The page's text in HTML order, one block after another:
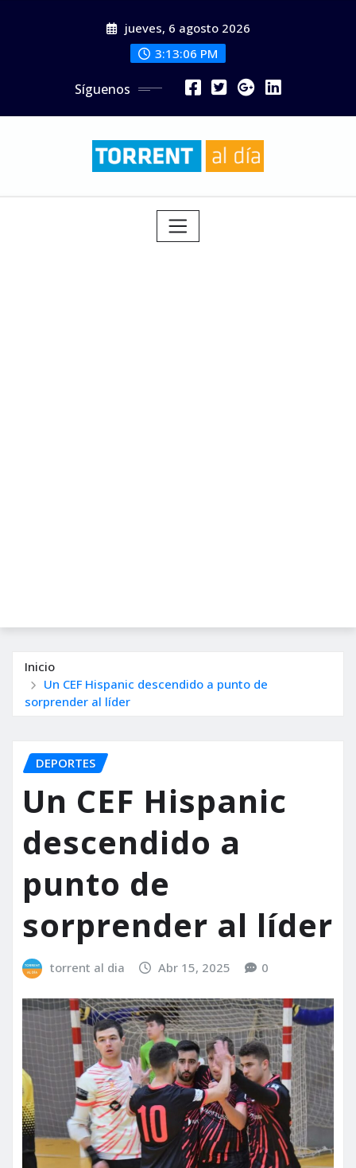
jueves, 6 agosto 2026
3:13:07 PM
Síguenos
Inicio
Un CEF Hispanic descendido a punto de
sorprender al líder
DEPORTES
Un CEF Hispanic
descendido a
punto de
sorprender al líder
torrent al dia Abr 15, 2025 0